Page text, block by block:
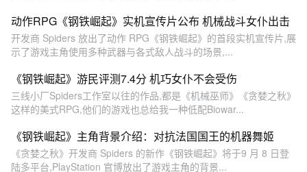
动作RPG《钢铁崛起》实机宣传片公布 机械战斗女仆出击
开发商 Spiders 放出了动作 RPG《钢铁崛起》的首段实机宣传片,展
示了游戏主角使用多种武器与各式敌人战斗的场景,...
《钢铁崛起》游民评测7.4分 机巧女仆不会受伤
三线小厂Spiders工作室以往的作品,都是《机械巫师》《贪婪之秋》
这样的美式RPG,他们的游戏也总给我一种低配Biowar...
《钢铁崛起》主角背景介绍：对抗法国国王的机器舞姬
《贪婪之秋》开发商 Spiders 的新作《钢铁崛起》将于9 月 8 日登
陆多平台,PlayStation 官博放出了游戏主角的背景...